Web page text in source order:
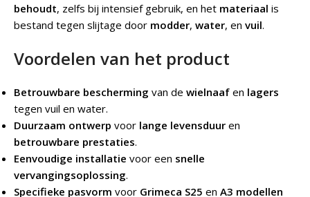
behoudt, zelfs bij intensief gebruik, en het materiaal is
bestand tegen slijtage door modder, water, en vuil.
Voordelen van het product
Betrouwbare bescherming van de wielnaaf en lagers
tegen vuil en water.
Duurzaam ontwerp voor lange levensduur en
betrouwbare prestaties.
Eenvoudige installatie voor een snelle
vervangingsoplossing.
Specifieke pasvorm voor Grimeca S25 en A3 modellen